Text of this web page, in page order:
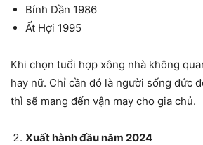
Bính Dần 1986
Ất Hợi 1995
Khi chọn tuổi hợp xông nhà không
hay nữ. Chỉ cần đó là người sống đức
thì sẽ mang đến vận may cho gia chủ.
Xuất hành đầu năm 2024